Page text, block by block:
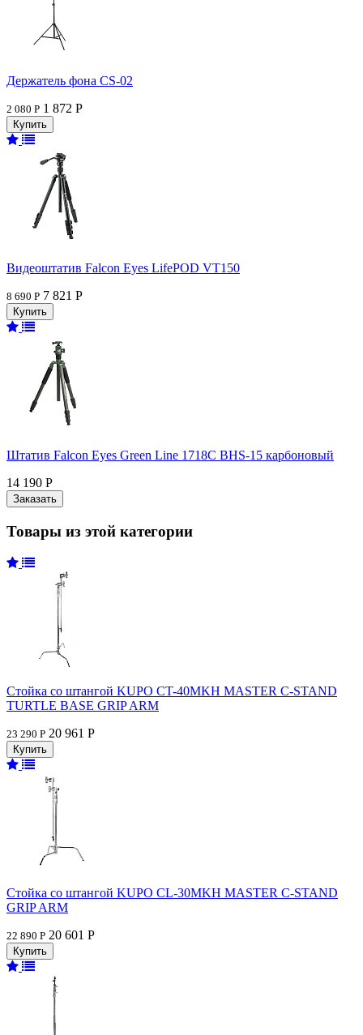
Держатель фона CS-02
2 080 Р 1 872 Р
Видеоштатив Falcon Eyes LifePOD VT150
8 690 Р 7 821 Р
Штатив Falcon Eyes Green Line 1718C BHS-15 карбоновый
14 190 Р
Товары из этой категории
Стойка со штангой KUPO CT-40MKH MASTER C-STAND
TURTLE BASE GRIP ARM
23 290 Р 20 961 Р
Стойка со штангой KUPO CL-30MKH MASTER C-STAND
GRIP ARM
22 890 Р 20 601 Р